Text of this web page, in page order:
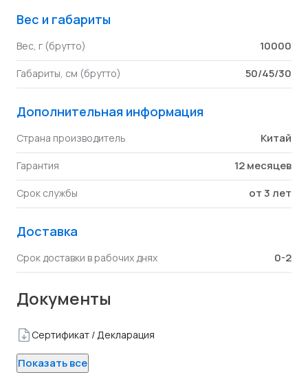
Вес и габариты
Вес, г (брутто) 10000
Габариты, см (брутто) 50/45/30
Дополнительная информация
Страна производитель Китай
Гарантия 12 месяцев
Срок службы от 3 лет
Доставка
Срок доставки в рабочих днях 0-2
Документы
Сертификат / Декларация
Показать все